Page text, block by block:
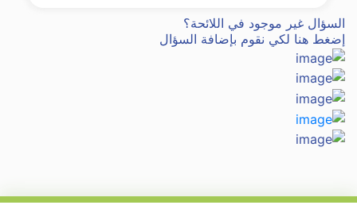
السؤال غير موجود في اللائحة؟
إضغط هنا لكي نقوم بإضافة السؤال